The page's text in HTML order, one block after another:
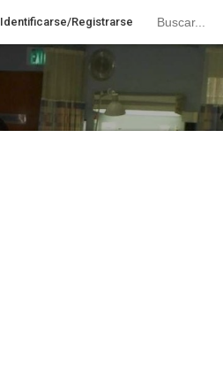
Identificarse/Registrarse